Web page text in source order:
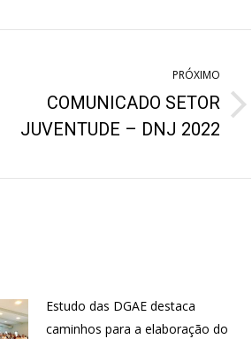
PRÓXIMO
COMUNICADO SETOR
JUVENTUDE – DNJ 2022
Estudo das DGAE destaca
caminhos para a elaboração do